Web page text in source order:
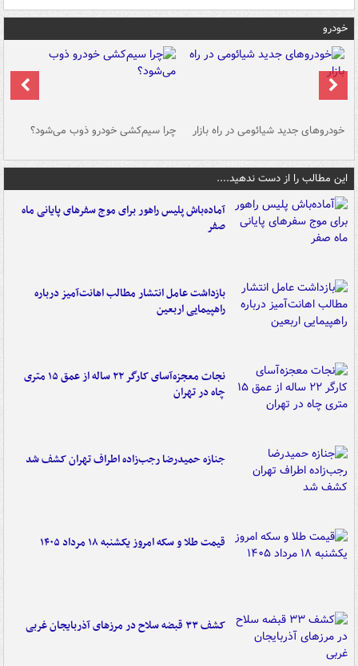
خودرو
خودروهای جدید شیائومی در راه بازار چرا سیم‌کشی خودرو ذوب می‌شود؟
این مطالب را از دست ندهید....
آماده‌باش پلیس راهور برای موج سفرهای پایانی ماه
صفر
بازداشت عامل انتشار مطالب اهانت‌آمیز درباره
راهپیمایی اربعین
نجات معجزه‌آسای کارگر ۲۲ ساله از عمق ۱۵ متری
چاه در تهران
جنازه حمیدرضا رجب‌زاده اطراف تهران کشف شد
قیمت طلا و سکه امروز یکشنبه ۱۸ مرداد ۱۴۰۵
کشف ۳۳ قبضه سلاح در مرزهای آذربایجان غربی